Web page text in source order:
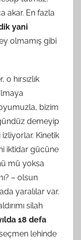
akar. En fazla
yani
olmamış gibi
hırsızlık
bizim
demeyip
Kinetik
iktidar gücüne
mü yoksa
– olsun
yaralılar var.
silah
18 defa
lehinde